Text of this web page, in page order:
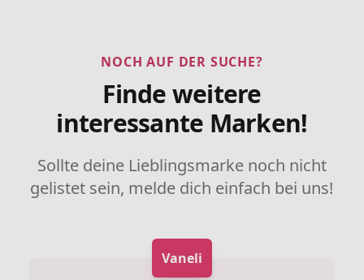
NOCH AUF DER SUCHE?
Finde weitere
interessante Marken!
Sollte deine Lieblingsmarke noch nicht
gelistet sein, melde dich einfach bei uns!
Vaneli